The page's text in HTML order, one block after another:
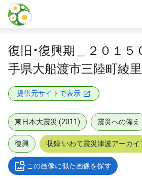
本文に飛ぶ
復旧・復興期＿２０１５
手県大船渡市三陸町綾里
提供元サイトで表示
東日本大震災 (2011) 震災への備え
復興 収録:いわて震災津波アーカイ
この画像に似た画像を探す